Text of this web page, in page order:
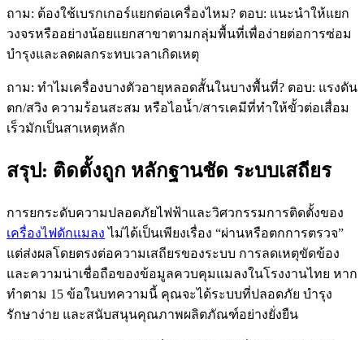
ถาม: ต้องใช้เบรกเกอร์แยกต่อเครื่องไหม? ตอบ: แนะนำให้แยก
วงจรหรืออย่างน้อยแยกสาขาตามกลุ่มพื้นที่เพื่อง่ายต่อการซ่อม
บำรุงและลดผลกระทบเวลาเกิดเหตุ
ถาม: ทำไมเครื่องบางตัวอายุหลอดสั้นในบางพื้นที่? ตอบ: แรงดัน
ตก/สวิง ความร้อนสะสม หรือไอน้ำ/สารเคมีที่ทำให้ขั้วต่อเสื่อม
เร็วมักเป็นสาเหตุหลัก
สรุป: ติดตั้งถูก หลักฐานชัด ระบบเสถียร
การยกระดับความปลอดภัยไฟฟ้าและวิศวกรรมการติดตั้งของ
เครื่องไฟดักแมลง ไม่ได้เป็นเพียงเรื่อง “ผ่านหรือตกการตรวจ”
แต่ส่งผลโดยตรงต่อความเสถียรของระบบ การลดเหตุขัดข้อง
และความน่าเชื่อถือของข้อมูลควบคุมแมลงในโรงงานไทย หาก
ทำตาม 15 ข้อในบทความนี้ คุณจะได้ระบบที่ปลอดภัย บำรุง
รักษาง่าย และสนับสนุนคุณภาพผลิตภัณฑ์อย่างยั่งยืน